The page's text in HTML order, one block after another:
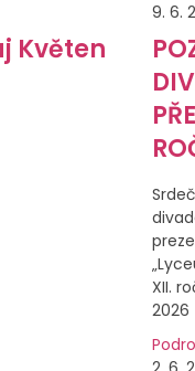
9. 6.
Květen
XII.
2026